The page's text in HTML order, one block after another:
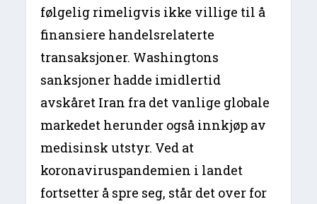
følgelig rimeligvis ikke villige til å
finansiere handelsrelaterte
transaksjoner. Washingtons
sanksjoner hadde imidlertid
avskåret Iran fra det vanlige globale
markedet herunder også innkjøp av
medisinsk utstyr. Ved at
koronaviruspandemien i landet
fortsetter å spre seg, står det over for